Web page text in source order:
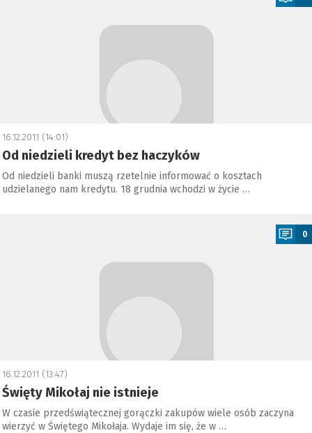
16.12.2011 (14:01)
Od niedzieli kredyt bez haczyków
Od niedzieli banki muszą rzetelnie informować o kosztach
udzielanego nam kredytu. 18 grudnia wchodzi w życie …
0
16.12.2011 (13:47)
Święty Mikołaj nie istnieje
W czasie przedświątecznej gorączki zakupów wiele osób zaczyna
wierzyć w Świętego Mikołaja. Wydaje im się, że w …